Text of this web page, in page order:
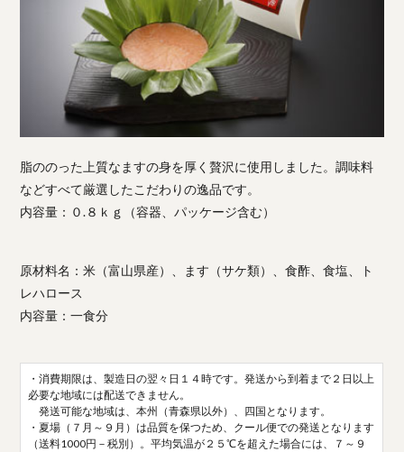
脂ののった上質なますの身を厚く贅沢に使用しました。調味料
などすべて厳選したこだわりの逸品です。
内容量：０.８ｋｇ（容器、パッケージ含む）
原材料名：米（富山県産）、ます（サケ類）、食酢、食塩、ト
レハロース
内容量：一食分
・消費期限は、製造日の翌々日１４時です。発送から到着まで２日以上
必要な地域には配送できません。
発送可能な地域は、本州（青森県以外）、四国となります。
・夏場（７月～９月）は品質を保つため、クール便での発送となります
（送料1000円－税別）。平均気温が２５℃を超えた場合には、７～９